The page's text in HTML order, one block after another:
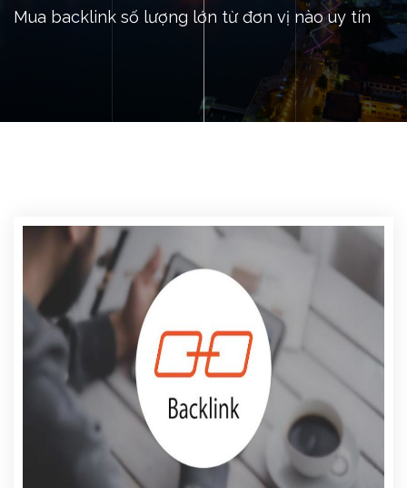
Mua backlink số lượng lớn từ đơn vị nào uy tín